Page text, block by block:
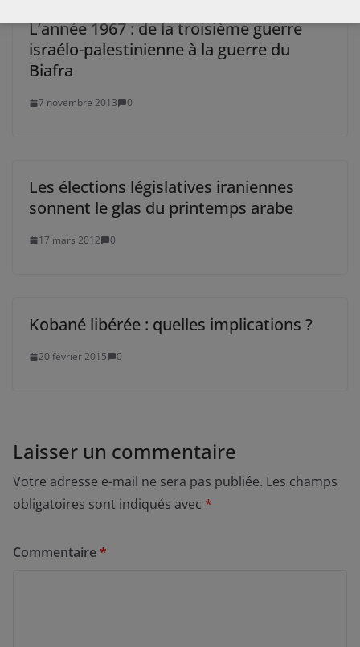
L’année 1967 : de la troisième guerre
israélo-palestinienne à la guerre du
Biafra
7 novembre 2013 0
Les élections législatives iraniennes
sonnent le glas du printemps arabe
17 mars 2012 0
Kobané libérée : quelles implications ?
20 février 2015 0
Laisser un commentaire
Votre adresse e-mail ne sera pas publiée. Les champs
obligatoires sont indiqués avec *
Commentaire*